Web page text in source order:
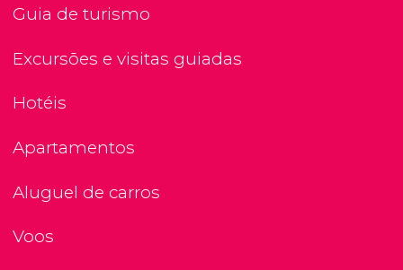
Guia de turismo
Excursões e visitas guiadas
Hotéis
Apartamentos
Aluguel de carros
Voos